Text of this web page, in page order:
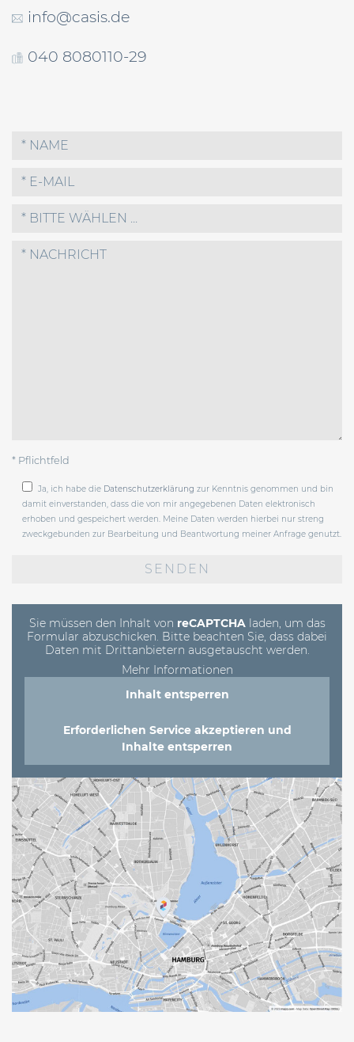
info@casis.de
040 8080110-29
* BITTE WÄHLEN ...
* Pflichtfeld
Ja, ich habe die Datenschutzerklärung zur Kenntnis genommen und bin
damit einverstanden, dass die von mir angegebenen Daten elektronisch
erhoben und gespeichert werden. Meine Daten werden hierbei nur streng
zweckgebunden zur Bearbeitung und Beantwortung meiner Anfrage genutzt.
Sie müssen den Inhalt von reCAPTCHAladen, um das
Formular abzuschicken. Bitte beachten Sie, dass dabei
Daten mit Drittanbietern ausgetauscht werden.
Mehr Informationen
Inhalt entsperren
Erforderlichen Service akzeptieren und
Inhalte entsperren